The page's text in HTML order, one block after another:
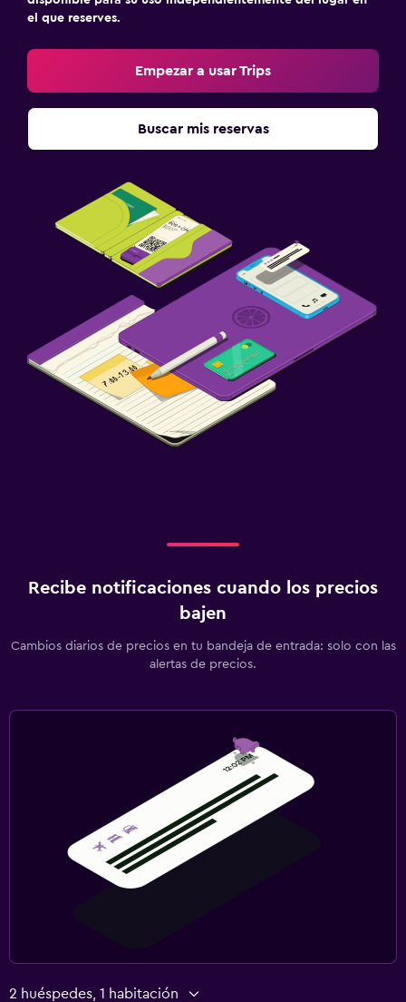
el que reserves.
Empezar a usar Trips
Buscar mis reservas
Recibe notificaciones cuando los precios
bajen
Cambios diarios de precios en tu bandeja de entrada: solo con las
alertas de precios.
2 huéspedes, 1 habitación